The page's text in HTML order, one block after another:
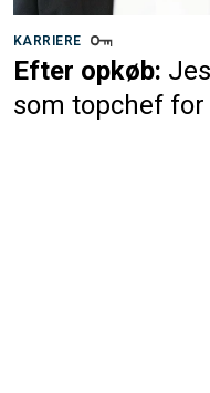
KARRIERE
Efter opkøb:
som topchef for